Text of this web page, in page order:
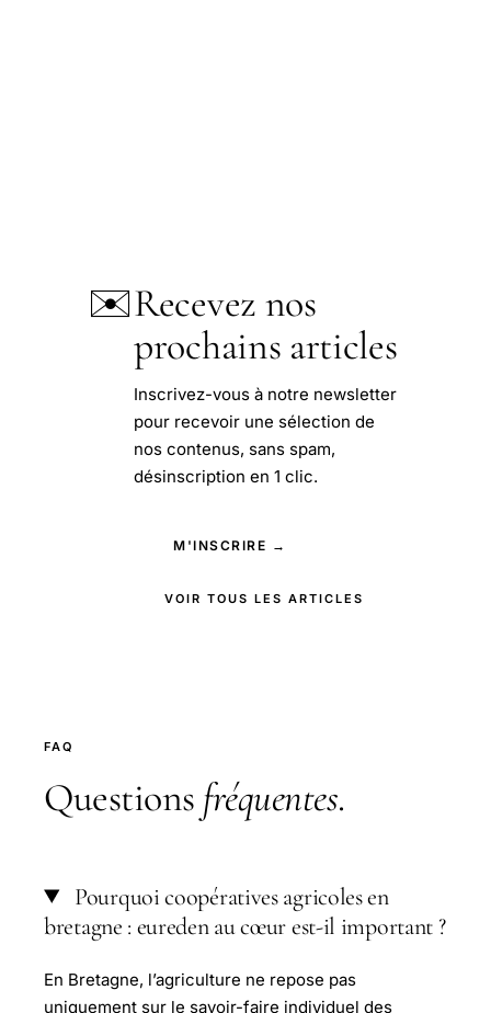
✉️Recevez nos
prochains articles
Inscrivez-vous à notre newsletter
pour recevoir une sélection de
nos contenus, sans spam,
désinscription en 1 clic.
M'INSCRIRE →
VOIR TOUS LES ARTICLES
FAQ
Questions fréquentes.
Pourquoi coopératives agricoles en
bretagne : eureden au cœur est-il important ?
En Bretagne, l’agriculture ne repose pas
uniquement sur le savoir-faire individuel des